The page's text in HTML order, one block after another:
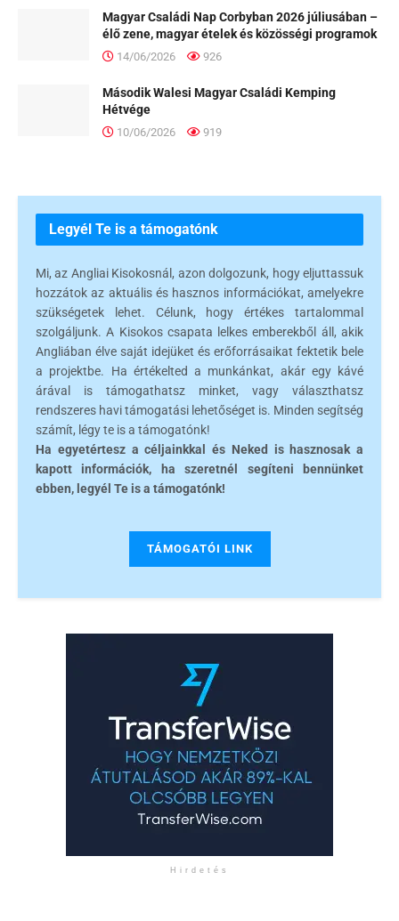
Magyar Családi Nap Corbyban 2026 júliusában –
élő zene, magyar ételek és közösségi programok
14/06/2026 926
Második Walesi Magyar Családi Kemping
Hétvége
10/06/2026 919
Legyél Te is a támogatónk
Mi, az Angliai Kisokosnál, azon dolgozunk, hogy eljuttassuk
hozzátok az aktuális és hasznos információkat, amelyekre
szükségetek lehet. Célunk, hogy értékes tartalommal
szolgáljunk. A Kisokos csapata lelkes emberekből áll, akik
Angliában élve saját idejüket és erőforrásaikat fektetik bele
a projektbe. Ha értékelted a munkánkat, akár egy kávé
árával is támogathatsz minket, vagy választhatsz
rendszeres havi támogatási lehetőséget is. Minden segítség
számít, légy te is a támogatónk!
Ha egyetértesz a céljainkkal és Neked is hasznosak a
kapott információk, ha szeretnél segíteni bennünket
ebben, legyél Te is a támogatónk!
TÁMOGATÓI LINK
Hirdetés